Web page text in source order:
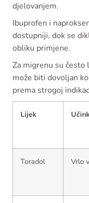
djelovanjem.
Ibuprofen i
dostupniji, dok se
obliku primjene.
Za migrenu su
može biti dovoljan
prema strogoj
Lijek
Toradol Vrlo